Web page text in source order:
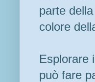
parte
colore
Esplorare
può fare